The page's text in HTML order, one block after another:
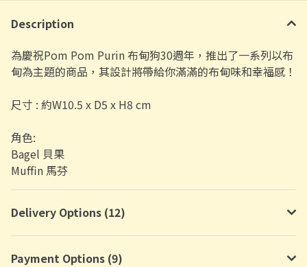
Description
為慶祝Pom Pom Purin 布甸狗30週年，推出了一系列以布
甸為主題的商品，其設計將帶給你滿滿的布甸味和幸福感！
尺寸 : 約W10.5 x D5 x H8 cm
角色:
Bagel 貝果
Muffin 馬芬
Delivery Options (12)
Payment Options (9)